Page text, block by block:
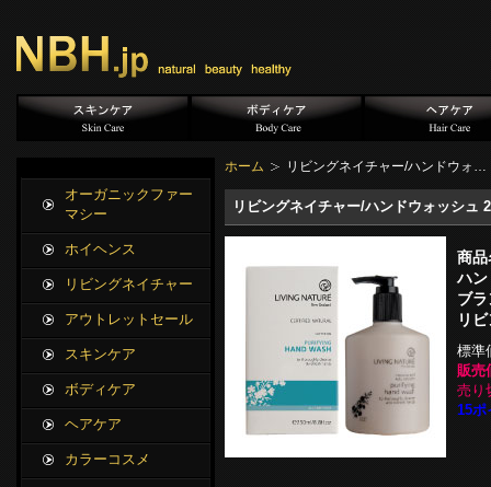
ホーム リビングネイチャー/ハンドウォ…
リビングネイチャー/ハンドウォッシュ
商品
ハ
ブ
リ
標準
販売
売り
15ポ
オーガニックファー
マシー
ホイヘンス
リビングネイチャー
アウトレットセール
スキンケア
ボディケア
ヘアケア
カラーコスメ